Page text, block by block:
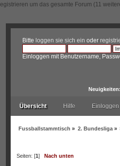
um das gesamte Forum (11
Bitte loggen sie sich ein oder
Einloggen mit Benutzername,
Neuigkeiten:
Übersicht Hilfe Einloggen
Fussballstammtisch » 2. Bundesliga»
Seiten: [1]Nach unten